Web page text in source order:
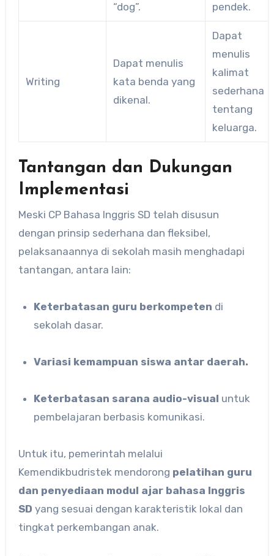
“dog”.
pendek.
Writing
Dapat menulis
kata benda yang
dikenal.
Dapat
menulis
kalimat
sederhana
tentang
keluarga.
Tantangan dan Dukungan
Implementasi
Meski CP Bahasa Inggris SD telah disusun
dengan prinsip sederhana dan fleksibel,
pelaksanaannya di sekolah masih menghadapi
tantangan, antara lain:
Keterbatasan guru berkompeten di
sekolah dasar.
Variasi kemampuan siswa antar daerah.
Keterbatasan sarana audio-visual untuk
pembelajaran berbasis komunikasi.
Untuk itu, pemerintah melalui
Kemendikbudristek mendorong pelatihan guru
dan penyediaan modul ajar bahasa Inggris
SD yang sesuai dengan karakteristik lokal dan
tingkat perkembangan anak.